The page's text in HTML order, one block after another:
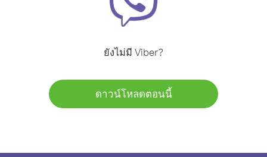
ยังไม่มี Viber?
ดาวน์โหลดตอนนี้